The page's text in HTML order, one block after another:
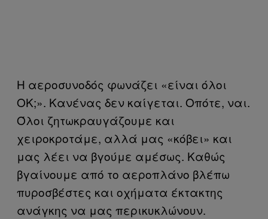
Η αεροσυνοδός φωνάζει «είναι όλοι
ΟΚ;». Κανένας δεν καίγεται. Οπότε, ναι.
Όλοι ζητωκραυγάζουμε και
χειροκροτάμε, αλλά μας «κόβει» και
μας λέει να βγούμε αμέσως. Καθώς
βγαίνουμε από το αεροπλάνο βλέπω
πυροσβέστες και οχήματα έκτακτης
ανάγκης να μας περικυκλώνουν.